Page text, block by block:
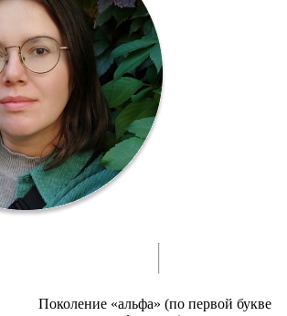
Поколение «альфа» (по первой букве